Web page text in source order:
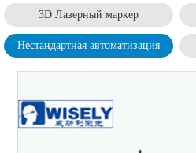
3D Лазерный маркер
Нестандартная автоматизация